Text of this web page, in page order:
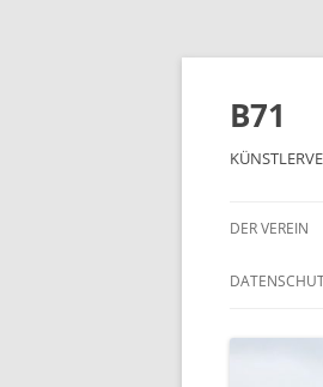
Zum
B71
DER VEREIN